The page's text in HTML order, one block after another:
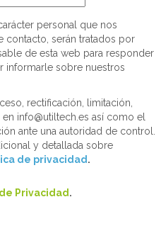
personal que nos
serán tratados por
de esta web para responder
informarle sobre nuestros
rectificación, limitación,
info@utiltech.es así como el
ante una autoridad de control.
y detallada sobre
de privacidad.
Privacidad.